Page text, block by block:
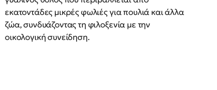
εκατοντάδες μικρές φωλιές για πουλιά και άλλα
ζώα, συνδυάζοντας τη φιλοξενία με την
οικολογική συνείδηση.